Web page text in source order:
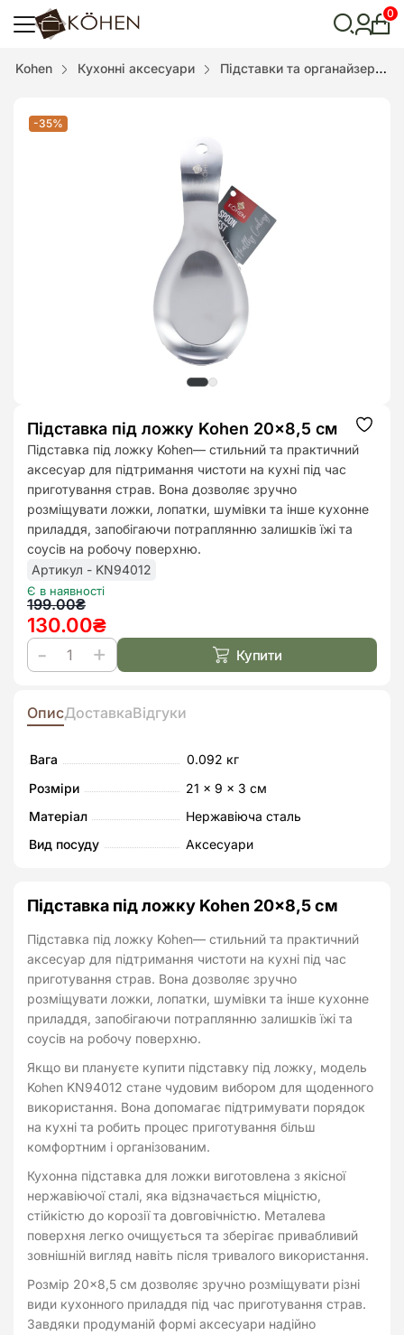
пошук
0
Kohen Кухонні аксесуари Підставки та органайзери
-35%
Підставка під ложку Kohen 20×8,5 см
Підставка під ложку Kohen— стильний та практичний
аксесуар для підтримання чистоти на кухні під час
приготування страв. Вона дозволяє зручно
розміщувати ложки, лопатки, шумівки та інше кухонне
приладдя, запобігаючи потраплянню залишків їжі та
соусів на робочу поверхню.
Артикул - KN94012
Є в наявності
199.00₴
Оригінальна
ціна:
199.00₴.
130.00₴
Поточна
ціна:
130.00₴.
Підставка
ложку
20x8,5
кількість
Купити
ОписДоставкаВідгуки
Вага
0.092 кг
Розміри
21 × 9 × 3 см
Матеріал
Нержавіюча сталь
Вид посуду
Аксесуари
Підставка під ложку Kohen 20×8,5 см
Підставка під ложку Kohen— стильний та практичний
аксесуар для підтримання чистоти на кухні під час
приготування страв. Вона дозволяє зручно
розміщувати ложки, лопатки, шумівки та інше кухонне
приладдя, запобігаючи потраплянню залишків їжі та
соусів на робочу поверхню.
Якщо ви плануєте купити підставку під ложку, модель
Kohen KN94012 стане чудовим вибором для щоденного
використання. Вона допомагає підтримувати порядок
на кухні та робить процес приготування більш
комфортним і організованим.
Кухонна підставка для ложки виготовлена з якісної
нержавіючої сталі, яка відзначається міцністю,
стійкістю до корозії та довговічністю. Металева
поверхня легко очищується та зберігає привабливий
зовнішній вигляд навіть після тривалого використання.
Розмір 20×8,5 см дозволяє зручно розміщувати різні
види кухонного приладдя під час приготування страв.
Завдяки продуманій формі аксесуари надійно